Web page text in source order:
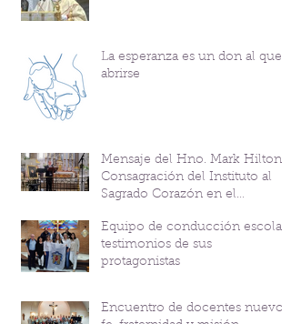
La esperanza es un don al que
abrirse
Mensaje del Hno. Mark Hilton y
Consagración del Instituto al
Sagrado Corazón en el
Coindre
Equipo de conducción escolar:
testimonios de sus
protagonistas
Encuentro de docentes nuevos: